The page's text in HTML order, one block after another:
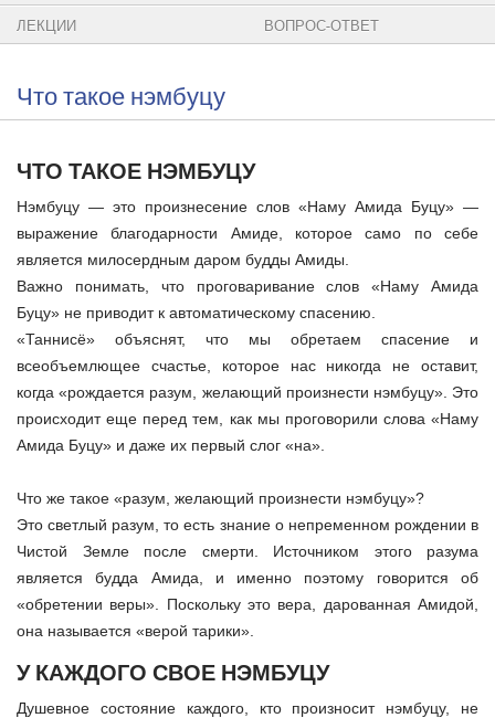
ЛЕКЦИИ ВОПРОС-ОТВЕТ
Что такое нэмбуцу
ЧТО ТАКОЕ НЭМБУЦУ
Нэмбуцу — это произнесение слов «Наму Амида Буцу» —
выражение благодарности Амиде, которое само по себе
является милосердным даром будды Амиды.
Важно понимать, что проговаривание слов «Наму Амида
Буцу» не приводит к автоматическому спасению.
«Таннисё» объяснят, что мы обретаем спасение и
всеобъемлющее счастье, которое нас никогда не оставит,
когда «рождается разум, желающий произнести нэмбуцу». Это
происходит еще перед тем, как мы проговорили слова «Наму
Амида Буцу» и даже их первый слог «на».
Что же такое «разум, желающий произнести нэмбуцу»?
Это светлый разум, то есть знание о непременном рождении в
Чистой Земле после смерти. Источником этого разума
является будда Амида, и именно поэтому говорится об
«обретении веры». Поскольку это вера, дарованная Амидой,
она называется «верой тарики».
У КАЖДОГО СВОЕ НЭМБУЦУ
Душевное состояние каждого, кто произносит нэмбуцу, не